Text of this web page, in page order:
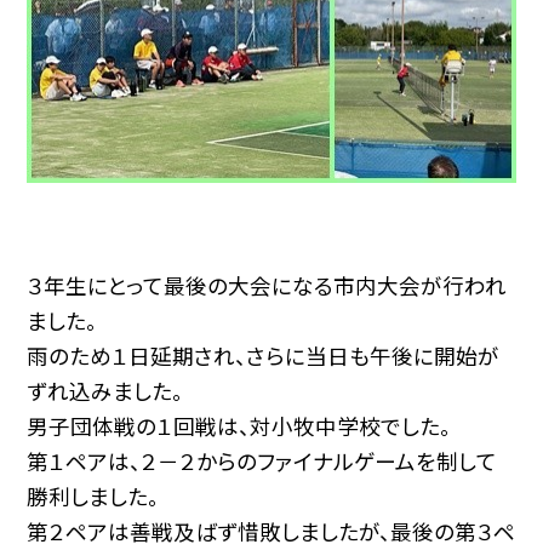
３年生にとって最後の大会になる市内大会が行われ
ました。
雨のため１日延期され、さらに当日も午後に開始が
ずれ込みました。
男子団体戦の１回戦は、対小牧中学校でした。
第１ペアは、２－２からのファイナルゲームを制して
勝利しました。
第２ペアは善戦及ばず惜敗しましたが、最後の第３ペ